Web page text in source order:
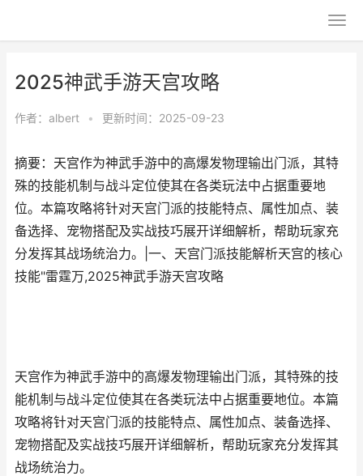
2025神武手游天宫攻略
作者： albert • 更新时间：2025-09-23
摘要：天宫作为神武手游中的高爆发物理输出门派，其特
殊的技能机制与战斗定位使其在各类玩法中占据重要地
位。本篇攻略将针对天宫门派的技能特点、属性加点、装
备选择、宠物搭配及实战技巧展开详细解析，帮助玩家充
分发挥其战场统治力。|一、天宫门派技能解析天宫的核心
技能"雷霆万,2025神武手游天宫攻略
天宫作为神武手游中的高爆发物理输出门派，其特殊的技
能机制与战斗定位使其在各类玩法中占据重要地位。本篇
攻略将针对天宫门派的技能特点、属性加点、装备选择、
宠物搭配及实战技巧展开详细解析，帮助玩家充分发挥其
战场统治力。